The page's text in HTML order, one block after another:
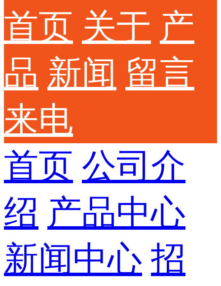
首页 关于 产
品 新闻 留言
来电
首页 公司介
绍 产品中心
新闻中心 招